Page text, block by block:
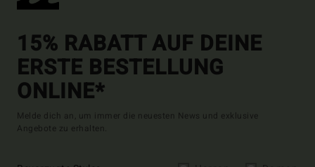
15% RABATT AUF DEINE
ERSTE BESTELLUNG
ONLINE*
Melde dich an, um immer die neuesten News und exklusive
Angebote zu erhalten.